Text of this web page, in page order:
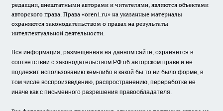
редакции, внештатными авторами и читателями, являются объектами
авторского права. Права «oren1.ru» на указанные материалы
охраняются законодательством о правах на результаты
интеллектуальной деятельности.
Вся информация, размещенная на данном сайте, охраняется в
соответствии с законодательством РФ об авторском праве и не
подлежит использованию кем-либо в какой бы то ни было форме, в
том числе воспроизведению, распространению, переработке не
иначе как с письменного разрешения правообладателя.